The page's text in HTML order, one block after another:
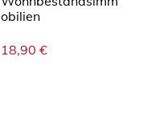
obilien
18,90 €